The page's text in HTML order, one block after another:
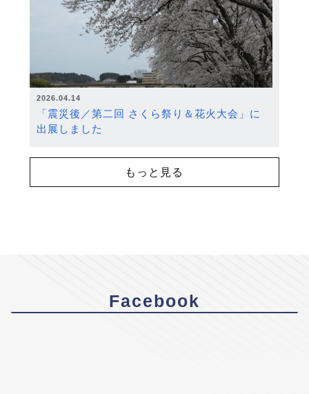
2026.04.14
「震災後／第二回 さくら祭り＆花火大会」に
出展しました
もっと見る
Facebook